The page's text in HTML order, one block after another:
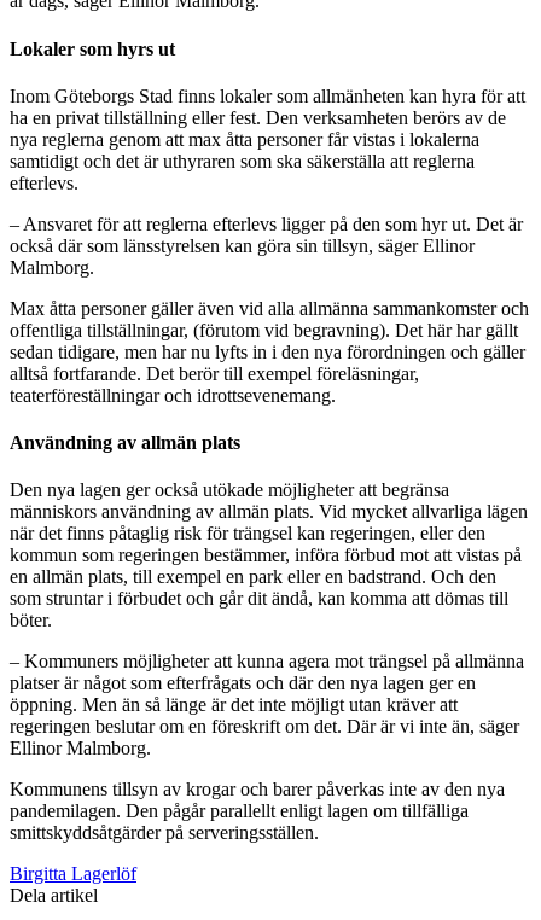
Lokaler som hyrs ut
Inom Göteborgs Stad finns lokaler som allmänheten kan hyra för att
ha en privat tillställning eller fest. Den verksamheten berörs av de
nya reglerna genom att max åtta personer får vistas i lokalerna
samtidigt och det är uthyraren som ska säkerställa att reglerna
efterlevs.
– Ansvaret för att reglerna efterlevs ligger på den som hyr ut. Det är
också där som länsstyrelsen kan göra sin tillsyn, säger Ellinor
Malmborg.
Max åtta personer gäller även vid alla allmänna sammankomster och
offentliga tillställningar, (förutom vid begravning). Det här har gällt
sedan tidigare, men har nu lyfts in i den nya förordningen och gäller
alltså fortfarande. Det berör till exempel föreläsningar,
teaterföreställningar och idrottsevenemang.
Användning av allmän plats
Den nya lagen ger också utökade möjligheter att begränsa
människors användning av allmän plats. Vid mycket allvarliga lägen
när det finns påtaglig risk för trängsel kan regeringen, eller den
kommun som regeringen bestämmer, införa förbud mot att vistas på
en allmän plats, till exempel en park eller en badstrand. Och den
som struntar i förbudet och går dit ändå, kan komma att dömas till
böter.
– Kommuners möjligheter att kunna agera mot trängsel på allmänna
platser är något som efterfrågats och där den nya lagen ger en
öppning. Men än så länge är det inte möjligt utan kräver att
regeringen beslutar om en föreskrift om det. Där är vi inte än, säger
Ellinor Malmborg.
Kommunens tillsyn av krogar och barer påverkas inte av den nya
pandemilagen. Den pågår parallellt enligt lagen om tillfälliga
smittskyddsåtgärder på serveringsställen.
Birgitta Lagerlöf
Dela artikel